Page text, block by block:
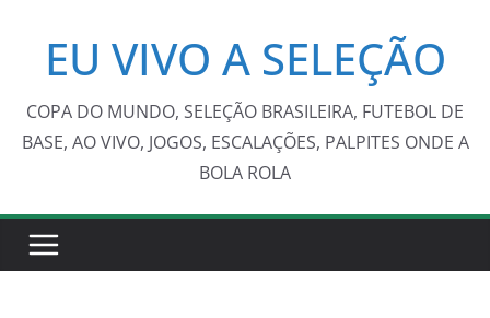
conteúdo
EU VIVO A SELEÇÃO
COPA DO MUNDO, SELEÇÃO BRASILEIRA, FUTEBOL DE
BASE, AO VIVO, JOGOS, ESCALAÇÕES, PALPITES ONDE A
BOLA ROLA